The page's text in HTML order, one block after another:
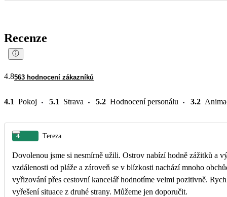
Recenze
4.8563 hodnocení zákazníků
4.1 Pokoj 5.1 Strava 5.2 Hodnocení personálu 3.2
4 Tereza
Dovolenou jsme si nesmírně užili. Ostrov nabízí hodně zážitků a
vzdálenosti od pláže a zároveň se v blízkosti nachází mnoho
vyřizování přes cestovní kancelář hodnotíme velmi pozitivně.
vyřešení situace z druhé strany. Můžeme jen doporučit.